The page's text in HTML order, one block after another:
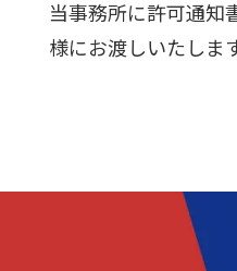
当事務所に許可通知
様にお渡しいたします